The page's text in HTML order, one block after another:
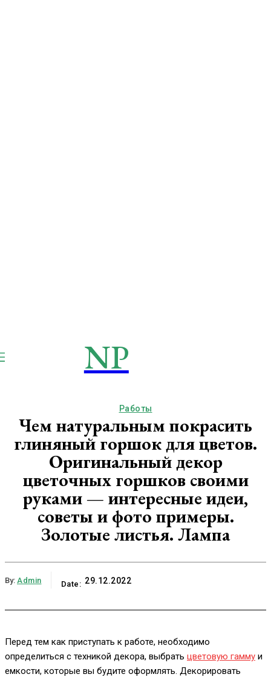
NP
Работы
Чем натуральным покрасить
глиняный горшок для цветов.
Оригинальный декор
цветочных горшков своими
руками — интересные идеи,
советы и фото примеры.
Золотые листья. Лампа
By: Admin Date: 29.12.2022
Перед тем как приступать к работе, необходимо
определиться с техникой декора, выбрать цветовую гамму и
емкости, которые вы будите оформлять. Декорировать